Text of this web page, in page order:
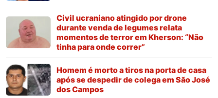
Civil ucraniano atingido por drone
durante venda de legumes relata
momentos de terror em Kherson: “Não
tinha para onde correr”
Homem é morto a tiros na porta de casa
após se despedir de colega em São José
dos Campos